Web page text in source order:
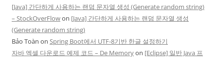
[Java] 간단하게 사용하는 랜덤 문자열 생성 (Generate random string)
– StockOverFlowon [Java] 간단하게 사용하는 랜덤 문자열 생성
(Generate random string)
Bảo Toàn on Spring Boot에서 UTF-8기반 한글 설정하기
자바 엑셀 다운로드 예제 코드 – De Memoryon [Eclipse] 일반 Java 프